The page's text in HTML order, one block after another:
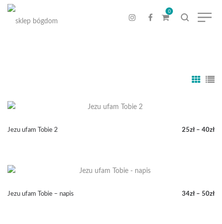
0
Jezu ufam Tobie 2 25zł – 40zł
25zł
Jezu ufam Tobie – napis 34zł – 50zł